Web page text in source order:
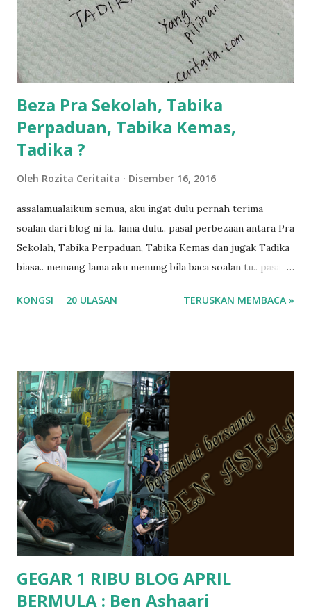
dukung adik hadi sambil pimpin kakak husna... yang abg
ngah dengan abg long terserah pada shah la pulak.. tapi
kalau ikut anak-anak semua nak ummi pimpin... ajer rebeh
ba...
Beza Pra Sekolah, Tabika
Perpaduan, Tabika Kemas,
Tadika ?
Oleh Rozita Ceritaita Disember 16, 2016
assalamualaikum semua, aku ingat dulu pernah terima
soalan dari blog ni la.. lama dulu.. pasal perbezaan antara Pra
Sekolah, Tabika Perpaduan, Tabika Kemas dan jugak Tadika
biasa.. memang lama aku menung bila baca soalan tu.. pasal
ko.. masa tu aku baru je ada anak sorang dan aku hentam je
tanya sapa-sapa pun masa tu.. bila fikir-fikirkan balik terasa
jugak masa alahai teruknya kami sebagai ibubapa.. dan kami
terasa jugak semakin teruk bila abg long dah masuk 2 tahun
kat salah satu tadika swasta ni.. tapi nampaknya kenal huruf
pun tak tau.. pengsan aku bila ingat balik.. aku mula fikir
mungkin sebab abg long sendiri jenis budak yang ada
masalah dyslexia.. tapi minor la.. nanti la aku cerita pasal
dyslexia tu.. lepas tu kami buat keputusan pu...
KONGSI 20 ULASAN TERUSKAN MEMBACA »
GEGAR 1 RIBU BLOG APRIL
BERMULA : Ben Ashaari